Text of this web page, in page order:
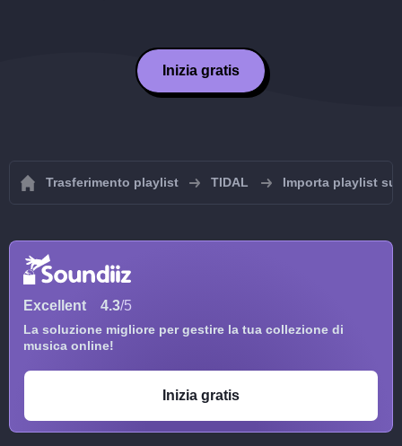
Inizia gratis
Trasferimento playlist TIDAL Importa playlist su
Excellent 4.3/5
La soluzione migliore per gestire la tua collezione di
musica online!
Inizia gratis